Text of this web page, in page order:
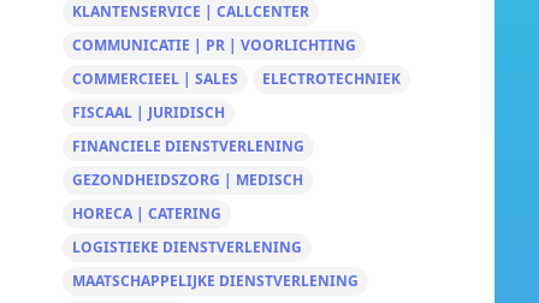
KLANTENSERVICE | CALLCENTER
COMMUNICATIE | PR | VOORLICHTING
COMMERCIEEL | SALES
ELECTROTECHNIEK
FISCAAL | JURIDISCH
FINANCIELE DIENSTVERLENING
GEZONDHEIDSZORG | MEDISCH
HORECA | CATERING
LOGISTIEKE DIENSTVERLENING
MAATSCHAPPELIJKE DIENSTVERLENING